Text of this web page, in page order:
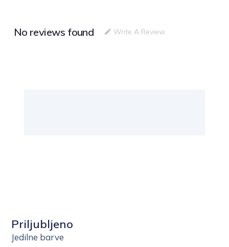
No reviews found Write A Review
Priljubljeno
Jedilne barve